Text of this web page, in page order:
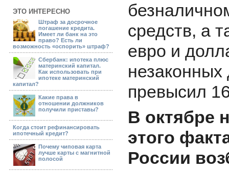
ЭТО ИНТЕРЕСНО
Штраф за досрочное
погашение кредита.
Имеет ли банк на это
право? Есть ли
возможность «оспорить» штраф?
Сбербанк: ипотека плюс
материнский капитал.
Как использовать при
ипотеке материнский
капитал?
Какие права в
отношении должников
получили приставы?
Когда стоит рефинансировать
ипотечный кредит?
Почему чиповая карта
лучше карты с магнитной
полосой
средств, а
евро и
превысил
В октябре
этого
России